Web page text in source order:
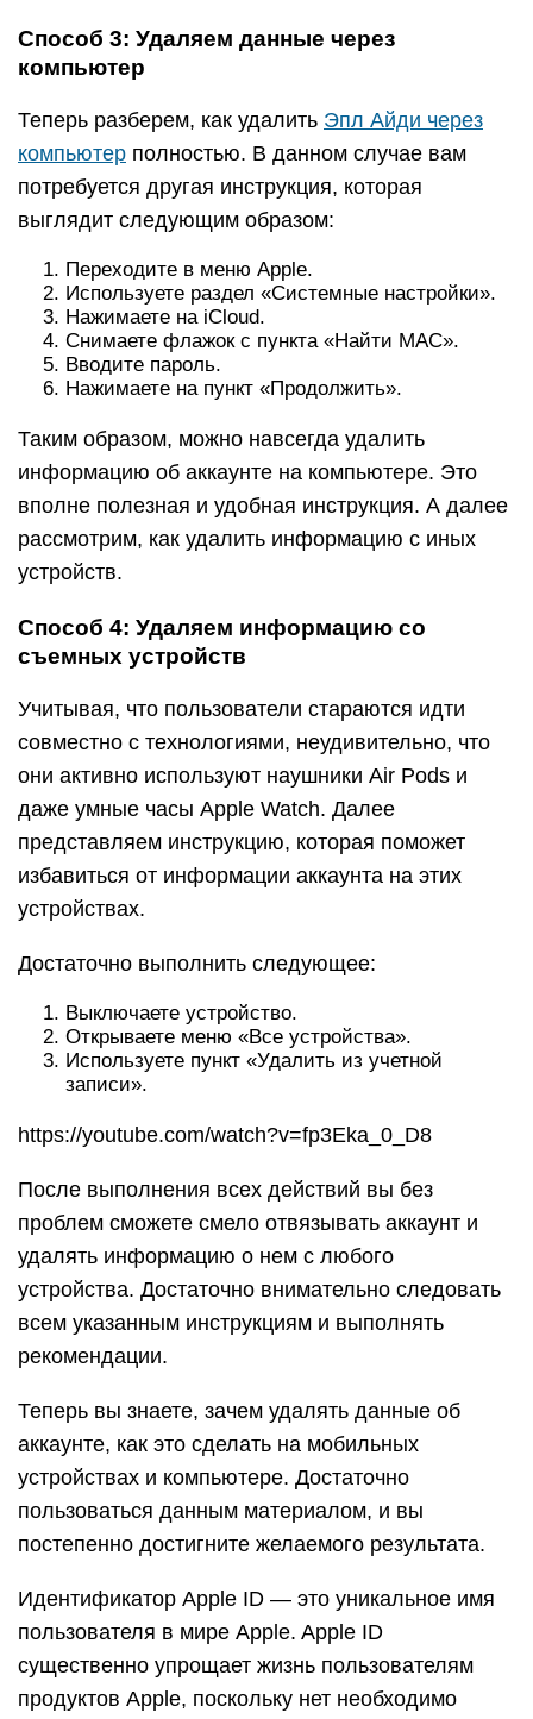
Способ 3: Удаляем данные через
компьютер
Теперь разберем, как удалить Эпл Айди через
компьютер полностью. В данном случае вам
потребуется другая инструкция, которая
выглядит следующим образом:
Переходите в меню Apple.
Используете раздел «Системные настройки».
Нажимаете на iCloud.
Снимаете флажок с пункта «Найти MAC».
Вводите пароль.
Нажимаете на пункт «Продолжить».
Таким образом, можно навсегда удалить
информацию об аккаунте на компьютере. Это
вполне полезная и удобная инструкция. А далее
рассмотрим, как удалить информацию с иных
устройств.
Способ 4: Удаляем информацию со
съемных устройств
Учитывая, что пользователи стараются идти
совместно с технологиями, неудивительно, что
они активно используют наушники Air Pods и
даже умные часы Apple Watch. Далее
представляем инструкцию, которая поможет
избавиться от информации аккаунта на этих
устройствах.
Достаточно выполнить следующее:
Выключаете устройство.
Открываете меню «Все устройства».
Используете пункт «Удалить из учетной
записи».
https://youtube.com/watch?v=fp3Eka_0_D8
После выполнения всех действий вы без
проблем сможете смело отвязывать аккаунт и
удалять информацию о нем с любого
устройства. Достаточно внимательно следовать
всем указанным инструкциям и выполнять
рекомендации.
Теперь вы знаете, зачем удалять данные об
аккаунте, как это сделать на мобильных
устройствах и компьютере. Достаточно
пользоваться данным материалом, и вы
постепенно достигните желаемого результата.
Идентификатор Apple ID — это уникальное имя
пользователя в мире Apple. Apple ID
существенно упрощает жизнь пользователям
продуктов Apple, поскольку нет необходимо